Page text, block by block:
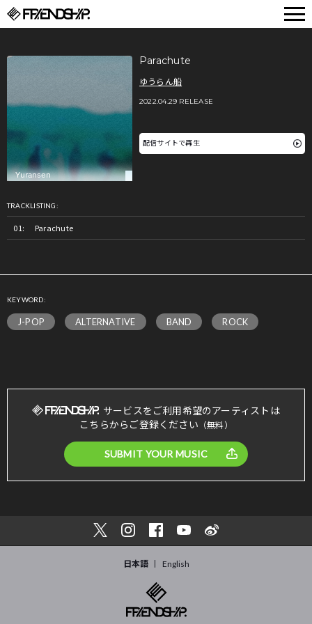
Parachute
ゆうらん船
2022.04.29 RELEASE
配信サイトで再生
TRACKLISTING:
Parachute
KEYWORD:
J-POP ALTERNATIVE BAND ROCK
サービスをご利用希望のアーティストは
こちらからご登録ください （無料）
SUBMIT YOUR MUSIC
日本語 English